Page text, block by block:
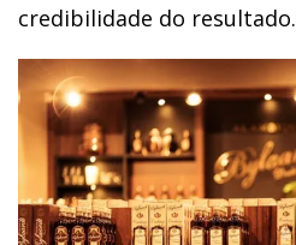
credibilidade do resultado.